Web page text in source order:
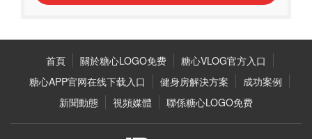
首頁 關於糖心LOGO免费
糖心VLOG官方入口
糖心APP官网在线下载入口
健身房解決方案
成功案例
新聞動態
視頻媒體 聯係糖心LOGO免费